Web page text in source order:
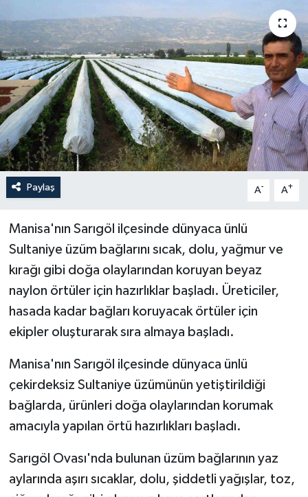
Paylaş A- A+
Manisa'nın Sarıgöl ilçesinde dünyaca ünlü
Sultaniye üzüm bağlarını sıcak, dolu, yağmur ve
kırağı gibi doğa olaylarından koruyan beyaz
naylon örtüler için hazırlıklar başladı. Üreticiler,
hasada kadar bağları koruyacak örtüler için
ekipler oluşturarak sıra almaya başladı.
Manisa'nın Sarıgöl ilçesinde dünyaca ünlü
çekirdeksiz Sultaniye üzümünün yetiştirildiği
bağlarda, ürünleri doğa olaylarından korumak
amacıyla yapılan örtü hazırlıkları başladı.
Sarıgöl Ovası'nda bulunan üzüm bağlarının yaz
aylarında aşırı sıcaklar, dolu, şiddetli yağışlar, toz,